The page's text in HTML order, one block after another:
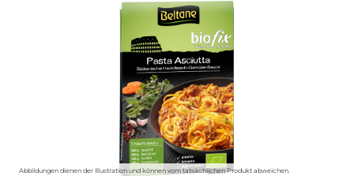
Bildergalerie überspringen
Abbildungen dienen der Illustration und können vom tatsächlichen Produkt abweichen.